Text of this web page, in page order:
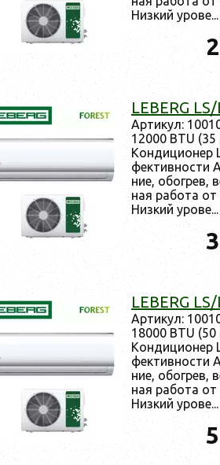
Низ­кий уро­ве...
LEBERG
Ар­ти­кул:
12000 BTU (35
Кон­ди­ци­онер
фектив­ности
ние, обог­рев,
ная ра­бота
Низ­кий уро­ве...
LEBERG
Ар­ти­кул:
18000 BTU (50
Кон­ди­ци­онер
фектив­ности
ние, обог­рев,
ная ра­бота
Низ­кий уро­ве...